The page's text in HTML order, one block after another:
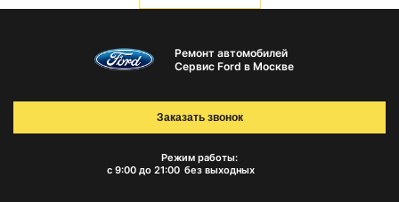
Ремонт автомобилей
Сервис Ford в Москве
Режим работы:
с 9:00 до 21:00 без выходных
Заказать звонок